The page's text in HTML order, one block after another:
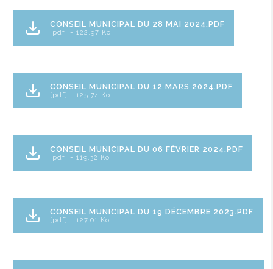
CONSEIL MUNICIPAL DU 28 MAI 2024.PDF
[pdf] - 122.97 Ko
CONSEIL MUNICIPAL DU 12 MARS 2024.PDF
[pdf] - 125.74 Ko
CONSEIL MUNICIPAL DU 06 FÉVRIER 2024.PDF
[pdf] - 119.32 Ko
CONSEIL MUNICIPAL DU 19 DÉCEMBRE 2023.PDF
[pdf] - 127.01 Ko